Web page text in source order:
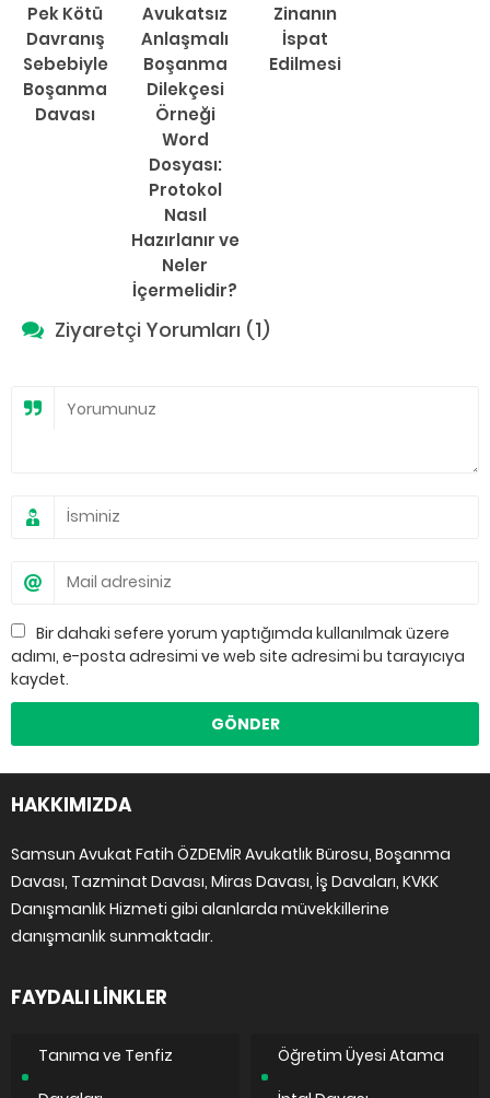
Pek Kötü
Davranış
Sebebiyle
Boşanma
Davası
Avukatsız
Anlaşmalı
Boşanma
Dilekçesi
Örneği
Word
Dosyası:
Protokol
Nasıl
Hazırlanır ve
Neler
İçermelidir?
Zinanın
İspat
Edilmesi
Ziyaretçi Yorumları (1)
Bir dahaki sefere yorum yaptığımda kullanılmak üzere
adımı, e-posta adresimi ve web site adresimi bu tarayıcıya
kaydet.
HAKKIMIZDA
Samsun Avukat Fatih ÖZDEMİR Avukatlık Bürosu, Boşanma
Davası, Tazminat Davası, Miras Davası, İş Davaları, KVKK
Danışmanlık Hizmeti gibi alanlarda müvekkillerine
danışmanlık sunmaktadır.
FAYDALI LİNKLER
Tanıma ve Tenfiz
Öğretim Üyesi Atama